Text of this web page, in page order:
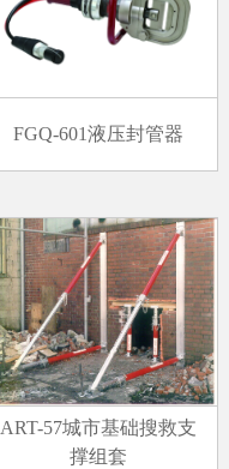
FGQ-601液压封管器
ART-57城市基础搜救支
撑组套